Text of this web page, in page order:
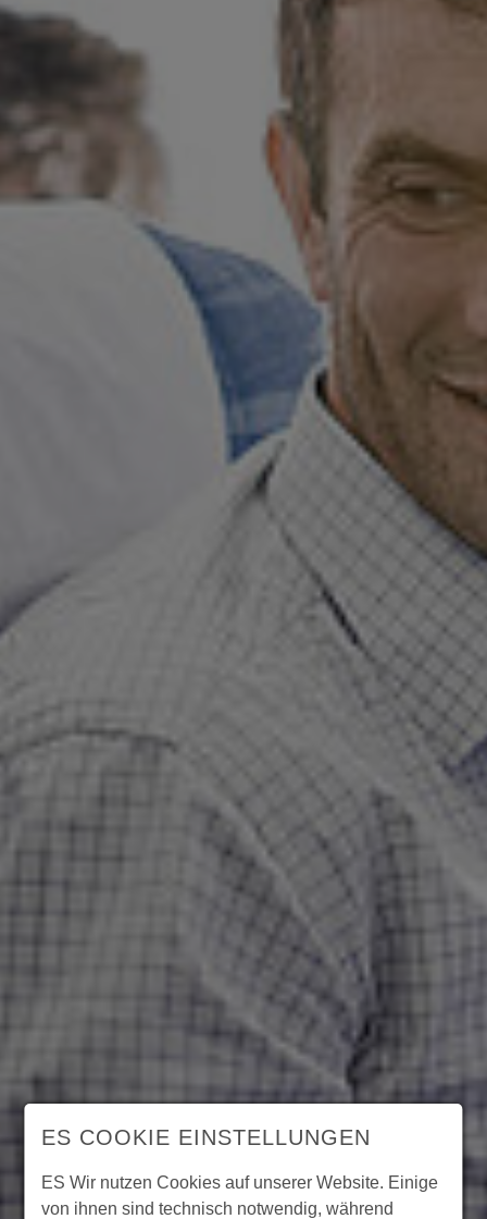
ES COOKIE EINSTELLUNGEN
ES Wir nutzen Cookies auf unserer Website. Einige
von ihnen sind technisch notwendig, während